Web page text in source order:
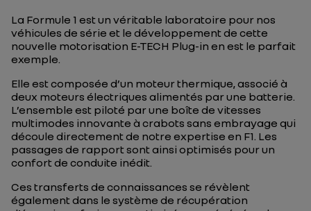
La Formule 1 est un véritable laboratoire pour nos
véhicules de série et le développement de cette
nouvelle motorisation E-TECH Plug-in en est le parfait
exemple.
Elle est composée d’un moteur thermique, associé à
deux moteurs électriques alimentés par une batterie.
L’ensemble est piloté par une boîte de vitesses
multimodes innovante à crabots sans embrayage qui
découle directement de notre expertise en F1. Les
passages de rapport sont ainsi optimisés pour un
confort de conduite inédit.
Ces transferts de connaissances se révèlent
également dans le système de récupération